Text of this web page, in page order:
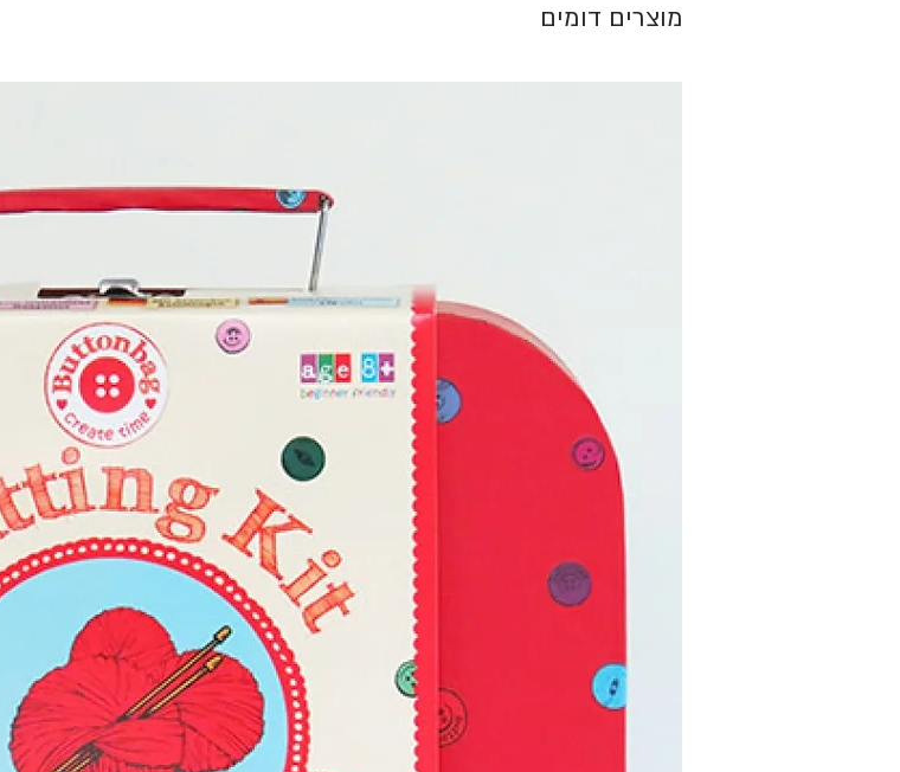
מוצרים דומים